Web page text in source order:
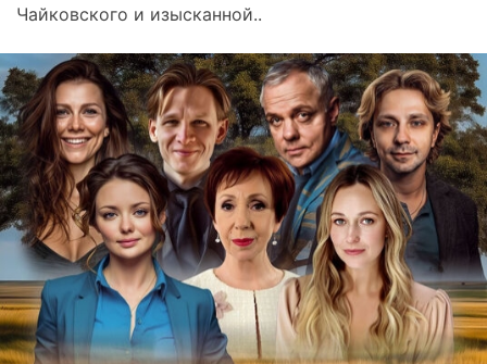
Чайковского и изысканной..